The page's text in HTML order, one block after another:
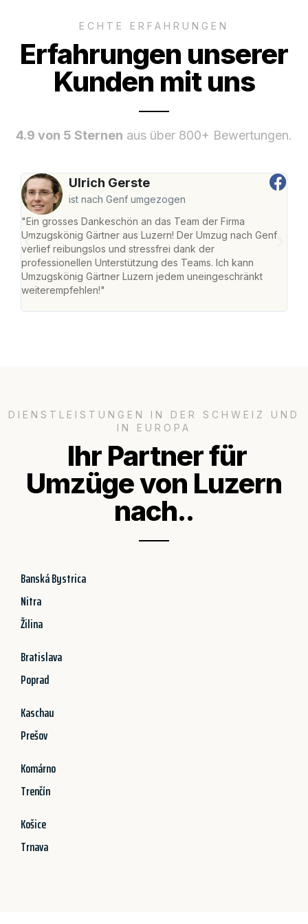
ECHTE ERFAHRUNGEN
Erfahrungen unserer
Kunden mit uns
4.9 von 5 Sternen aus über 800+ Bewertungen.
Ulrich Gerste
ist nach Genf umgezogen
"Ein grosses Dankeschön an das Team der Firma
Umzugskönig Gärtner aus Luzern! Der Umzug nach Genf
verlief reibungslos und stressfrei dank der
professionellen Unterstützung des Teams. Ich kann
Umzugskönig Gärtner Luzern jedem uneingeschränkt
weiterempfehlen!"
DIENSTLEISTUNGEN IN DER SCHWEIZ UND
IN EUROPA
Ihr Partner für
Umzüge von Luzern
nach..
Banská Bystrica
Nitra
Žilina
Bratislava
Poprad
Kaschau
Prešov
Komárno
Trenčín
Košice
Trnava